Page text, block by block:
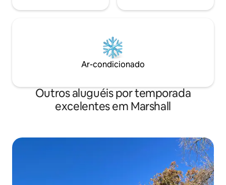
Ar-condicionado
Outros aluguéis por temporada
excelentes em Marshall